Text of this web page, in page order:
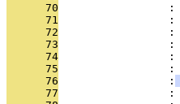
      70
:
      71
:
      72
:
      73
:
      74
:
      75
:
      76
                 :
      77
: